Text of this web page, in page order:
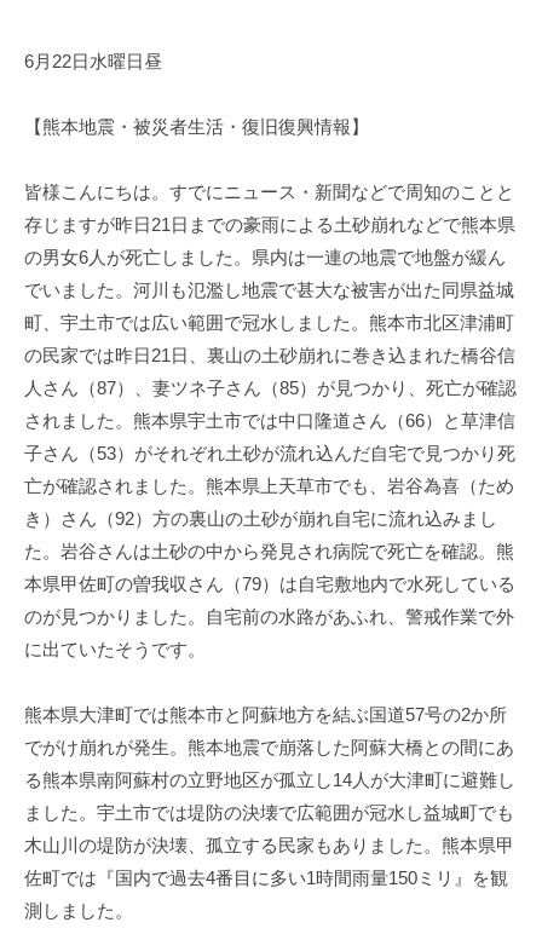
i
a
y
a
m
a
の
メ
6月22日水曜日昼
【熊本地震・被災者生活・復旧復興情報】
皆様こんにちは。すでにニュース・新聞などで周知のことと
存じますが昨日21日までの豪雨による土砂崩れなどで熊本県
の男女6人が死亡しました。県内は一連の地震で地盤が緩ん
でいました。河川も氾濫し地震で甚大な被害が出た同県益城
町、宇土市では広い範囲で冠水しました。熊本市北区津浦町
の民家では昨日21日、裏山の土砂崩れに巻き込まれた橋谷信
人さん（87）、妻ツネ子さん（85）が見つかり、死亡が確認
されました。熊本県宇土市では中口隆道さん（66）と草津信
子さん（53）がそれぞれ土砂が流れ込んだ自宅で見つかり死
亡が確認されました。熊本県上天草市でも、岩谷為喜（ため
き）さん（92）方の裏山の土砂が崩れ自宅に流れ込みまし
た。岩谷さんは土砂の中から発見され病院で死亡を確認。熊
本県甲佐町の曽我収さん（79）は自宅敷地内で水死している
のが見つかりました。自宅前の水路があふれ、警戒作業で外
に出ていたそうです。
熊本県大津町では熊本市と阿蘇地方を結ぶ国道57号の2か所
でがけ崩れが発生。熊本地震で崩落した阿蘇大橋との間にあ
る熊本県南阿蘇村の立野地区が孤立し14人が大津町に避難し
ました。宇土市では堤防の決壊で広範囲が冠水し益城町でも
木山川の堤防が決壊、孤立する民家もありました。熊本県甲
佐町では『国内で過去4番目に多い1時間雨量150ミリ』を観
測しました。